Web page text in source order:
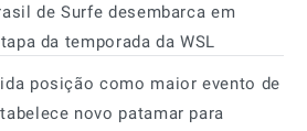
de Surfe desembarca em
da temporada da WSL
posição como maior evento de
novo patamar para